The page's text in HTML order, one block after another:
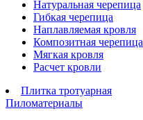
Натуральная черепица
Гибкая черепица
Наплавляемая кровля
Композитная черепица
Мягкая кровля
Расчет кровли
Плитка тротуарная
Пиломатериалы